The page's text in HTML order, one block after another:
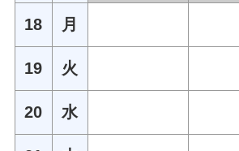
18 月
19 火
20 水